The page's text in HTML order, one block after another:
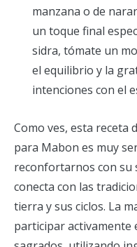
manzana o de
un toque final
sidra, tómate un
el equilibrio y la
intenciones con el
Como ves, esta receta
para Mabon es muy
reconfortarnos con su
conecta con las
tierra y sus ciclos. La
participar activamente